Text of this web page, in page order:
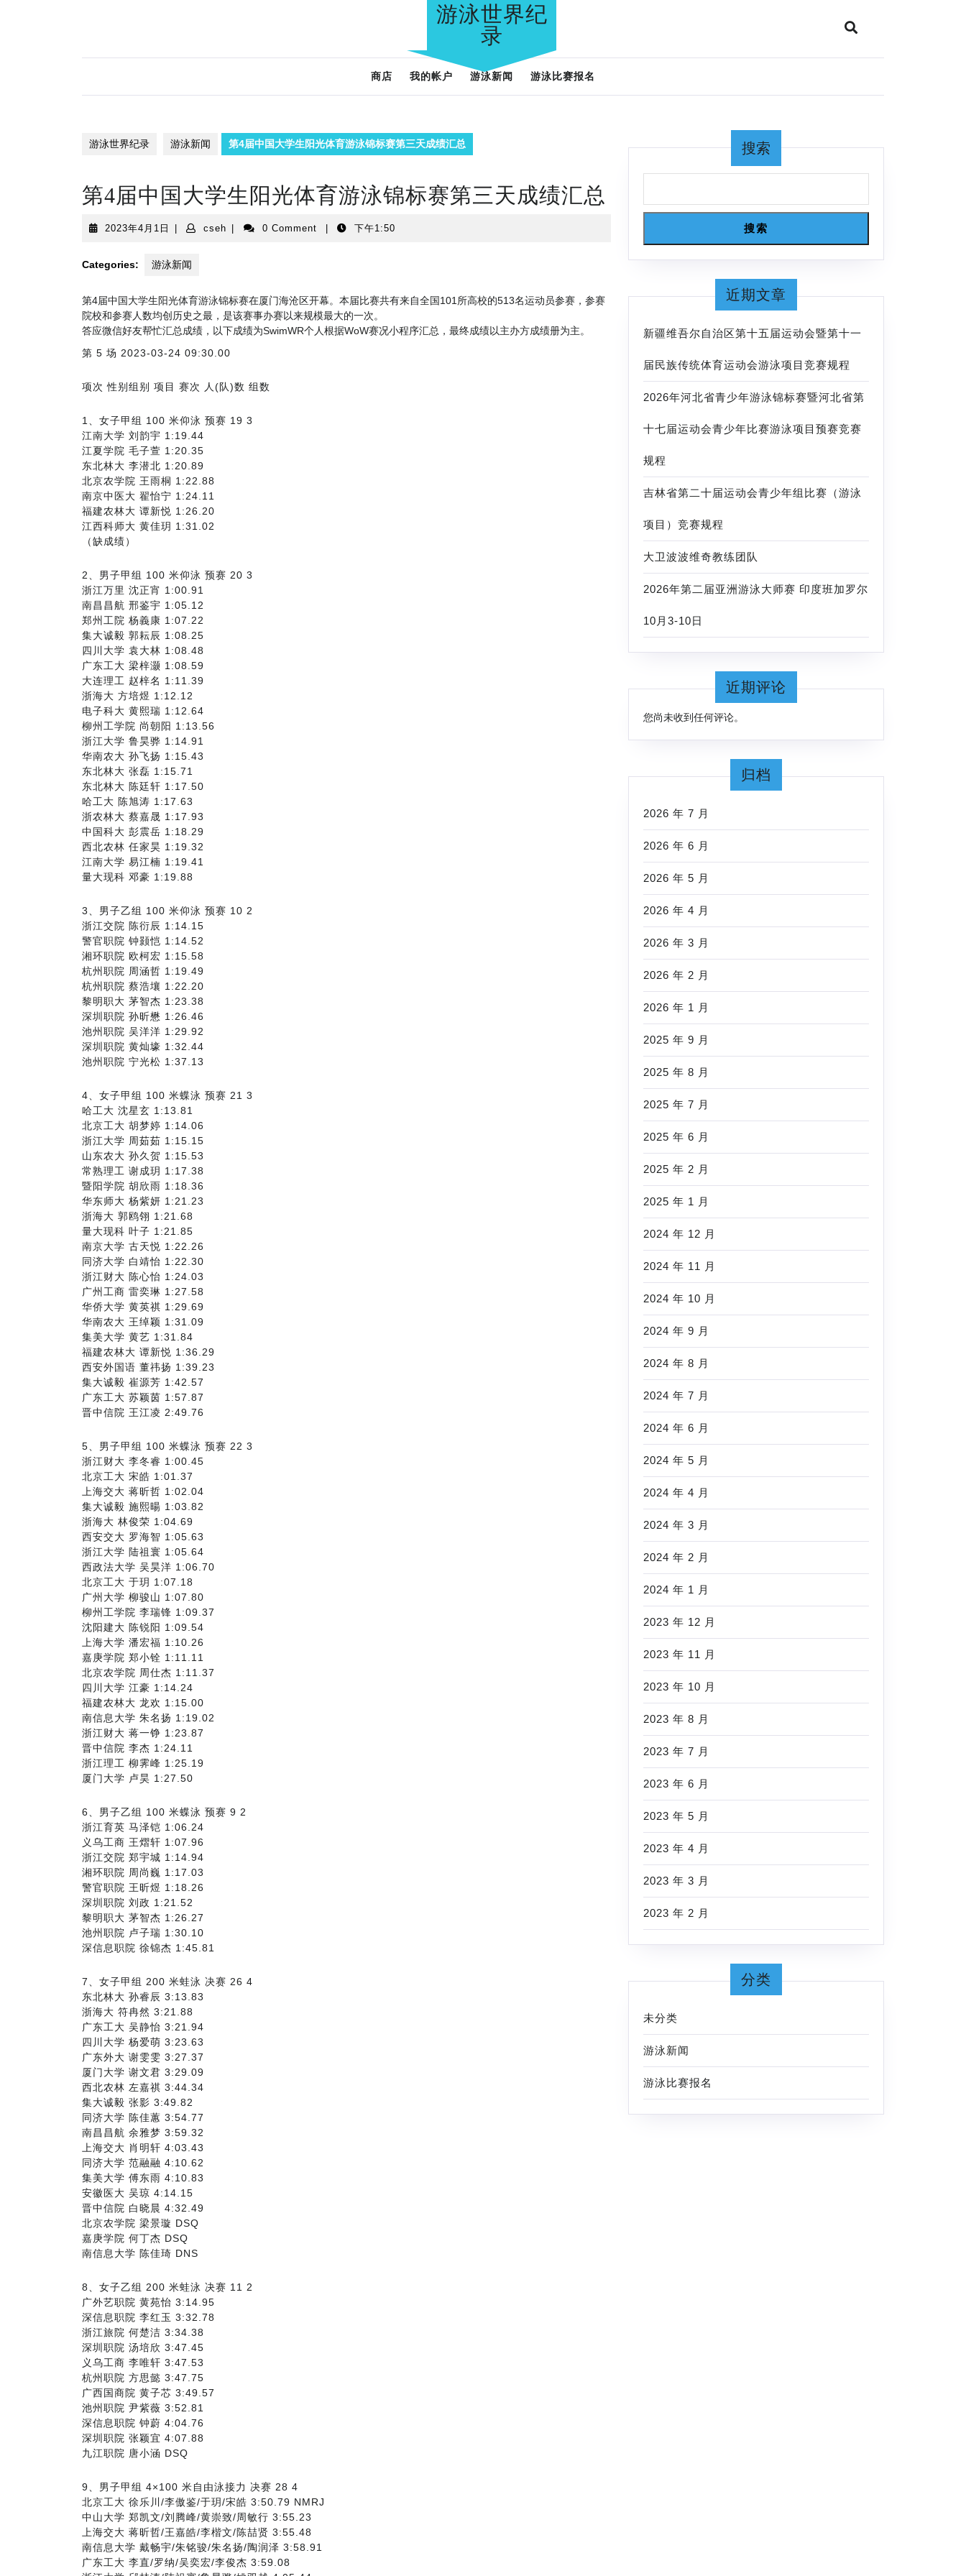
游泳世界纪
录
商店 我的帐户 游泳新闻 游泳比赛报名
游泳世界纪录 游泳新闻 第4届中国大学生阳光体育游泳锦标赛第三天成绩汇总
第4届中国大学生阳光体育游泳锦标赛第三天成绩汇总
2023年4月1日
2023
月
日
cseh cseh 0 Comment 下午1:50
Categories: 游泳新闻
第4届中国大学生阳光体育游泳锦标赛在厦门海沧区开幕。本届比赛共有来自全国101所高校的513名运动员参赛，参赛
院校和参赛人数均创历史之最，是该赛事办赛以来规模最大的一次。
答应微信好友帮忙汇总成绩，以下成绩为SwimWR个人根据WoW赛况小程序汇总，最终成绩以主办方成绩册为主。
第 5 场 2023-03-24 09:30.00
项次 性别组别 项目 赛次 人(队)数 组数
1、女子甲组 100 米仰泳 预赛 19 3
江南大学 刘韵宇 1:19.44
江夏学院 毛子萱 1:20.35
东北林大 李潜北 1:20.89
北京农学院 王雨桐 1:22.88
南京中医大 翟怡宁 1:24.11
福建农林大 谭新悦 1:26.20
江西科师大 黄佳玥 1:31.02
（缺成绩）
2、男子甲组 100 米仰泳 预赛 20 3
浙江万里 沈正宵 1:00.91
南昌昌航 邢鉴宇 1:05.12
郑州工院 杨義康 1:07.22
集大诚毅 郭耘辰 1:08.25
四川大学 袁大林 1:08.48
广东工大 梁梓灏 1:08.59
大连理工 赵梓名 1:11.39
浙海大 方培煜 1:12.12
电子科大 黄熙瑞 1:12.64
柳州工学院 尚朝阳 1:13.56
浙江大学 鲁昊骅 1:14.91
华南农大 孙飞扬 1:15.43
东北林大 张磊 1:15.71
东北林大 陈廷轩 1:17.50
哈工大 陈旭涛 1:17.63
浙农林大 蔡嘉晟 1:17.93
中国科大 彭震岳 1:18.29
西北农林 任家昊 1:19.32
江南大学 易江楠 1:19.41
量大现科 邓豪 1:19.88
3、男子乙组 100 米仰泳 预赛 10 2
浙江交院 陈衍辰 1:14.15
警官职院 钟颢恺 1:14.52
湘环职院 欧柯宏 1:15.58
杭州职院 周涵哲 1:19.49
杭州职院 蔡浩壤 1:22.20
黎明职大 茅智杰 1:23.38
深圳职院 孙昕懋 1:26.46
池州职院 吴洋洋 1:29.92
深圳职院 黄灿壕 1:32.44
池州职院 宁光松 1:37.13
4、女子甲组 100 米蝶泳 预赛 21 3
哈工大 沈星玄 1:13.81
北京工大 胡梦婷 1:14.06
浙江大学 周茹茹 1:15.15
山东农大 孙久贺 1:15.53
常熟理工 谢成玥 1:17.38
暨阳学院 胡欣雨 1:18.36
华东师大 杨紫妍 1:21.23
浙海大 郭鸥翎 1:21.68
量大现科 叶子 1:21.85
南京大学 古天悦 1:22.26
同济大学 白靖怡 1:22.30
浙江财大 陈心怡 1:24.03
广州工商 雷奕琳 1:27.58
华侨大学 黄英祺 1:29.69
华南农大 王绰颖 1:31.09
集美大学 黄艺 1:31.84
福建农林大 谭新悦 1:36.29
西安外国语 董祎扬 1:39.23
集大诚毅 崔源芳 1:42.57
广东工大 苏颖茵 1:57.87
晋中信院 王江凌 2:49.76
5、男子甲组 100 米蝶泳 预赛 22 3
浙江财大 李冬睿 1:00.45
北京工大 宋皓 1:01.37
上海交大 蒋昕哲 1:02.04
集大诚毅 施熙暘 1:03.82
浙海大 林俊荣 1:04.69
西安交大 罗海智 1:05.63
浙江大学 陆祖寰 1:05.64
西政法大学 吴昊洋 1:06.70
北京工大 于玥 1:07.18
广州大学 柳骏山 1:07.80
柳州工学院 李瑞锋 1:09.37
沈阳建大 陈锐阳 1:09.54
上海大学 潘宏福 1:10.26
嘉庚学院 郑小铨 1:11.11
北京农学院 周仕杰 1:11.37
四川大学 江豪 1:14.24
福建农林大 龙欢 1:15.00
南信息大学 朱名扬 1:19.02
浙江财大 蒋一铮 1:23.87
晋中信院 李杰 1:24.11
浙江理工 柳霁峰 1:25.19
厦门大学 卢昊 1:27.50
6、男子乙组 100 米蝶泳 预赛 9 2
浙江育英 马泽铠 1:06.24
义乌工商 王熠轩 1:07.96
浙江交院 郑宇城 1:14.94
湘环职院 周尚巍 1:17.03
警官职院 王昕煜 1:18.26
深圳职院 刘政 1:21.52
黎明职大 茅智杰 1:26.27
池州职院 卢子瑞 1:30.10
深信息职院 徐锦杰 1:45.81
7、女子甲组 200 米蛙泳 决赛 26 4
东北林大 孙睿辰 3:13.83
浙海大 符冉然 3:21.88
广东工大 吴静怡 3:21.94
四川大学 杨爱萌 3:23.63
广东外大 谢雯雯 3:27.37
厦门大学 谢文君 3:29.09
西北农林 左嘉祺 3:44.34
集大诚毅 张影 3:49.82
同济大学 陈佳蕙 3:54.77
南昌昌航 余雅梦 3:59.32
上海交大 肖明轩 4:03.43
同济大学 范融融 4:10.62
集美大学 傅东雨 4:10.83
安徽医大 吴琼 4:14.15
晋中信院 白晓晨 4:32.49
北京农学院 梁景璇 DSQ
嘉庚学院 何丁杰 DSQ
南信息大学 陈佳琦 DNS
8、女子乙组 200 米蛙泳 决赛 11 2
广外艺职院 黄苑怡 3:14.95
深信息职院 李红玉 3:32.78
浙江旅院 何楚洁 3:34.38
深圳职院 汤培欣 3:47.45
义乌工商 李唯轩 3:47.53
杭州职院 方思懿 3:47.75
广西国商院 黄子芯 3:49.57
池州职院 尹紫薇 3:52.81
深信息职院 钟蔚 4:04.76
深圳职院 张颖宜 4:07.88
九江职院 唐小涵 DSQ
9、男子甲组 4×100 米自由泳接力 决赛 28 4
北京工大 徐乐川/李傲鉴/于玥/宋皓 3:50.79 NMRJ
中山大学 郑凯文/刘腾峰/黄崇致/周敏行 3:55.23
上海交大 蒋昕哲/王嘉皓/李楷文/陈喆贤 3:55.48
南信息大学 戴畅宇/朱铭骏/朱名扬/陶润泽 3:58.91
广东工大 李直/罗纳/吴奕宏/李俊杰 3:59.08
搜索
搜索
近期文章
新疆维吾尔自治区第十五届运动会暨第十一
届民族传统体育运动会游泳项目竞赛规程
2026年河北省青少年游泳锦标赛暨河北省第
十七届运动会青少年比赛游泳项目预赛竞赛
规程
吉林省第二十届运动会青少年组比赛（游泳
项目）竞赛规程
大卫波波维奇教练团队
2026年第二届亚洲游泳大师赛 印度班加罗尔
10月3-10日
近期评论
您尚未收到任何评论。
归档
2026 年 7 月
2026 年 6 月
2026 年 5 月
2026 年 4 月
2026 年 3 月
2026 年 2 月
2026 年 1 月
2025 年 9 月
2025 年 8 月
2025 年 7 月
2025 年 6 月
2025 年 2 月
2025 年 1 月
2024 年 12 月
2024 年 11 月
2024 年 10 月
2024 年 9 月
2024 年 8 月
2024 年 7 月
2024 年 6 月
2024 年 5 月
2024 年 4 月
2024 年 3 月
2024 年 2 月
2024 年 1 月
2023 年 12 月
2023 年 11 月
2023 年 10 月
2023 年 8 月
2023 年 7 月
2023 年 6 月
2023 年 5 月
2023 年 4 月
2023 年 3 月
2023 年 2 月
分类
未分类
游泳新闻
游泳比赛报名